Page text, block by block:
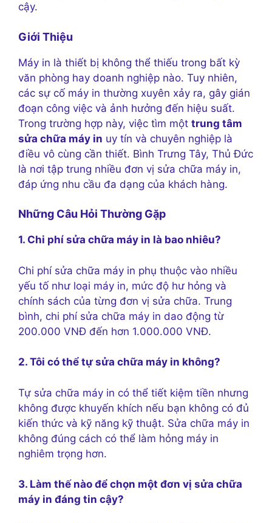
cậy.
Giới Thiệu
Máy in là thiết bị không thể thiếu trong bất kỳ
văn phòng hay doanh nghiệp nào. Tuy nhiên,
các sự cố máy in thường xuyên xảy ra, gây gián
đoạn công việc và ảnh hưởng đến hiệu suất.
Trong trường hợp này, việc tìm một trung tâm
sửa chữa máy in uy tín và chuyên nghiệp là
điều vô cùng cần thiết. Bình Trưng Tây, Thủ Đức
là nơi tập trung nhiều đơn vị sửa chữa máy in,
đáp ứng nhu cầu đa dạng của khách hàng.
Những Câu Hỏi Thường Gặp
1. Chi phí sửa chữa máy in là bao nhiêu?
Chi phí sửa chữa máy in phụ thuộc vào nhiều
yếu tố như loại máy in, mức độ hư hỏng và
chính sách của từng đơn vị sửa chữa. Trung
bình, chi phí sửa chữa máy in dao động từ
200.000 VNĐ đến hơn 1.000.000 VNĐ.
2. Tôi có thể tự sửa chữa máy in không?
Tự sửa chữa máy in có thể tiết kiệm tiền nhưng
không được khuyến khích nếu bạn không có đủ
kiến thức và kỹ năng kỹ thuật. Sửa chữa máy in
không đúng cách có thể làm hỏng máy in
nghiêm trọng hơn.
3. Làm thế nào để chọn một đơn vị sửa chữa
máy in đáng tin cậy?